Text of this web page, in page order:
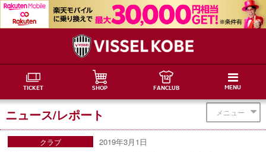
TICKET SHOP FANCLUB MENU
メニュー
ニュース/レポート
クラブ 2019年3月1日